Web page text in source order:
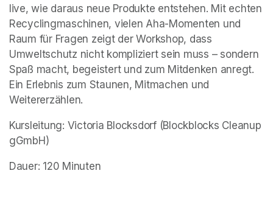
live, wie daraus neue Produkte entstehen. Mit echten
Recyclingmaschinen, vielen Aha-Momenten und
Raum für Fragen zeigt der Workshop, dass
Umweltschutz nicht kompliziert sein muss – sondern
Spaß macht, begeistert und zum Mitdenken anregt.
Ein Erlebnis zum Staunen, Mitmachen und
Weitererzählen.
Kursleitung: Victoria Blocksdorf (Blockblocks Cleanup
gGmbH)
Dauer: 120 Minuten